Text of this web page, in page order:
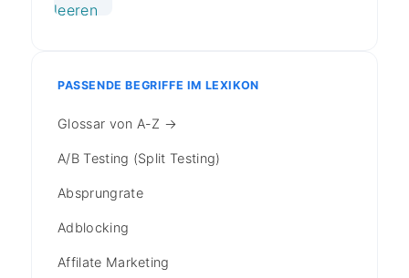
PASSENDE BEGRIFFE IM LEXIKON
Glossar von A-Z →
A/B Testing (Split Testing)
Absprungrate
Adblocking
Affilate Marketing